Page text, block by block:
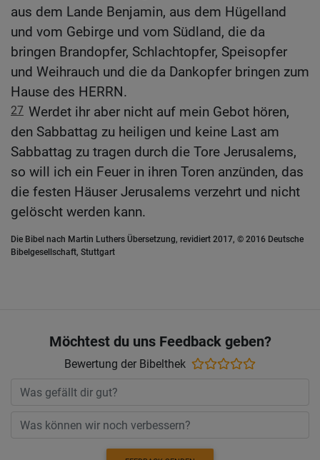
aus dem Lande Benjamin, aus dem Hügelland
und vom Gebirge und vom Südland, die da
bringen Brandopfer, Schlachtopfer, Speisopfer
und Weihrauch und die da Dankopfer bringen zum
Hause des HERRN.
27 Werdet ihr aber nicht auf mein Gebot hören,
den Sabbattag zu heiligen und keine Last am
Sabbattag zu tragen durch die Tore Jerusalems,
so will ich ein Feuer in ihren Toren anzünden, das
die festen Häuser Jerusalems verzehrt und nicht
gelöscht werden kann.
Die Bibel nach Martin Luthers Übersetzung, revidiert 2017, © 2016 Deutsche
Bibelgesellschaft, Stuttgart
Möchtest du uns Feedback geben?
Bewertung der Bibelthek